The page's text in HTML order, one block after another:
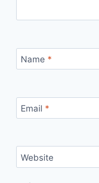
Name *
Email *
Website